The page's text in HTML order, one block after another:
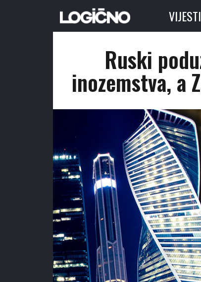
VIJESTI
Ruski
inozemstva, a